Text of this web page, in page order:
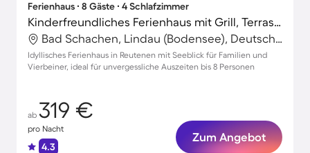
Ferienhaus ∙ 8 Gäste ∙ 4 Schlafzimmer
Kinderfreundliches Ferienhaus mit Grill, Terrasse und Garten | Seeblick | Haustiere erlaubt
Bad Schachen, Lindau (Bodensee), Deutschland
Idyllisches Ferienhaus in Reutenen mit Seeblick für Familien und
Vierbeiner, ideal für unvergessliche Auszeiten bis 8 Personen
ab 319 €
pro Nacht
4.3
Zum Angebot